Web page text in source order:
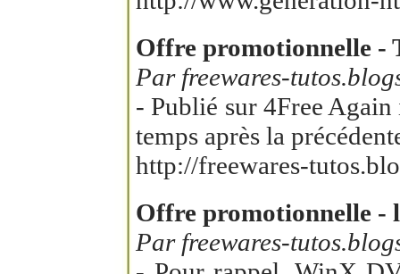
Offre promotionnelle -
Par freewares-
- Publié sur 4Free
temps après la
http://freewares-
Offre promotionnelle -
Par freewares-